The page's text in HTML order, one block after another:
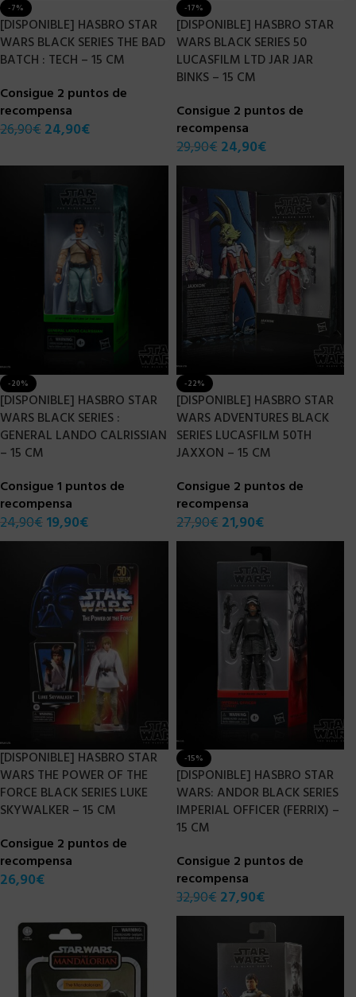
-7%
[DISPONIBLE] HASBRO STAR
WARS BLACK SERIES THE BAD
BATCH : TECH – 15 CM
Consigue 2 puntos de
recompensa
26,90€ 24,90€
-17%
[DISPONIBLE] HASBRO STAR
WARS BLACK SERIES 50
LUCASFILM LTD JAR JAR
BINKS – 15 CM
Consigue 2 puntos de
recompensa
29,90€ 24,90€
-20%
[DISPONIBLE] HASBRO STAR
WARS BLACK SERIES :
GENERAL LANDO CALRISSIAN
– 15 CM
Consigue 1 puntos de
recompensa
24,90€ 19,90€
-22%
[DISPONIBLE] HASBRO STAR
WARS ADVENTURES BLACK
SERIES LUCASFILM 50TH
JAXXON – 15 CM
Consigue 2 puntos de
recompensa
27,90€ 21,90€
[DISPONIBLE] HASBRO STAR
WARS THE POWER OF THE
FORCE BLACK SERIES LUKE
SKYWALKER – 15 CM
Consigue 2 puntos de
recompensa
26,90€
-15%
[DISPONIBLE] HASBRO STAR
WARS: ANDOR BLACK SERIES
IMPERIAL OFFICER (FERRIX) –
15 CM
Consigue 2 puntos de
recompensa
32,90€ 27,90€